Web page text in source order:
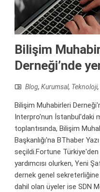
Bilişim
Derneği’nde
Blog, Kurumsal, Teknoloji,
Bilişim Muhabirleri
Interpro'nun İstanbul'daki
toplantısında, Bilişim
Başkanlığı'na BThaber
seçildi.Fortune
yardımcısı olurken, Yeni
dernek genel
dahil olan üyeler ise SDN